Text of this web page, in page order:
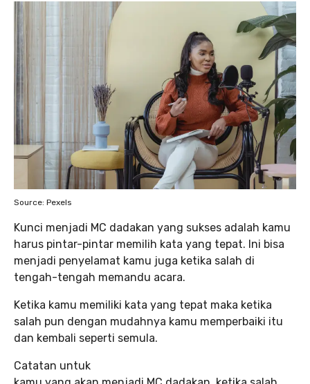
Source: Pexels
Kunci menjadi MC dadakan yang sukses adalah kamu
harus pintar-pintar memilih kata yang tepat. Ini bisa
menjadi penyelamat kamu juga ketika salah di
tengah-tengah memandu acara.
Ketika kamu memiliki kata yang tepat maka ketika
salah pun dengan mudahnya kamu memperbaiki itu
dan kembali seperti semula.
Catatan untuk